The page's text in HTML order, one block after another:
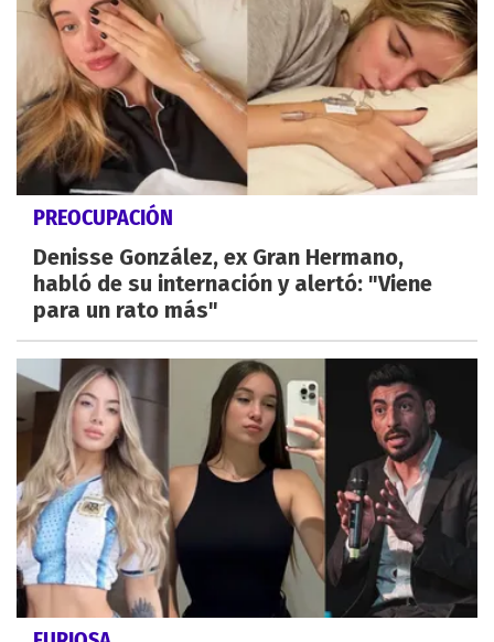
PREOCUPACIÓN
Denisse González, ex Gran Hermano,
habló de su internación y alertó: "Viene
para un rato más"